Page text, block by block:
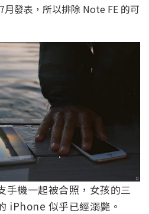
發表，所以排除 Note FE 的可
機一起被合照，女孩的三
iPhone 似乎已經溺斃。